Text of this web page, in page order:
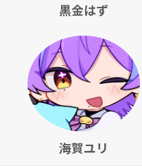
黒金はず
海賀ユリ